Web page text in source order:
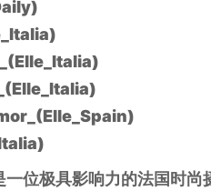
位极具影响力的法国时尚